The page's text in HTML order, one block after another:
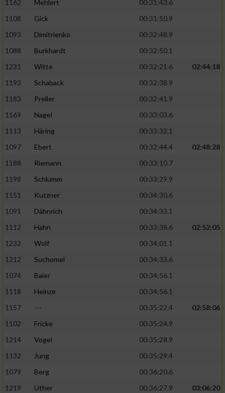
1162 Mehlert
00:31:43.6
1108
Gick
00:31:50.9
1093
Dimitrienko
00:32:48.9
1088
Burkhardt
00:32:50.1
1231
Witte 00:32:21.6
02:44:18
1193
Schaback
00:32:38.9
1183
Preller
00:32:41.9
1169
Nagel
00:33:03.6
1113
Häring
00:33:32.1
1097
Ebert 00:32:44.4
02:48:28
1188
Riemann
00:33:10.7
1198
Schlumm
00:33:29.9
1151
Kutzner
00:34:30.6
1091
Dähnrich
00:34:33.1
1112
Hahn 00:33:38.6
02:52:05
1232
Wolf
00:34:01.1
1212
Suchomel
00:34:33.6
1074
Baier
00:34:56.1
1118
Heinze
00:34:56.1
1157
--- 00:35:22.4
02:58:06
1102
Fricke
00:35:24.9
1214
Vogel
00:35:28.9
1132
Jung
00:35:29.4
1079
Berg
00:36:20.6
1219
Uther 00:36:27.9
03:06:20